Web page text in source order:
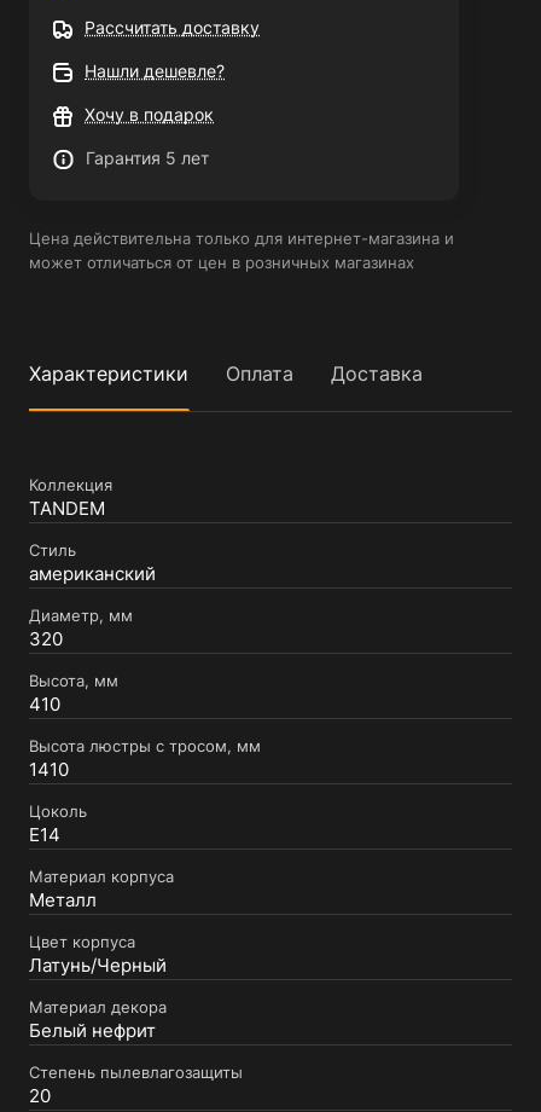
Рассчитать доставку
Нашли дешевле?
Хочу в подарок
Гарантия 5 лет
Цена действительна только для интернет-магазина и
может отличаться от цен в розничных магазинах
Характеристики Оплата Доставка
Коллекция
TANDEM
Стиль
американский
Диаметр, мм
320
Высота, мм
410
Высота люстры с тросом, мм
1410
Цоколь
E14
Материал корпуса
Металл
Цвет корпуса
Латунь/Черный
Материал декора
Белый нефрит
Степень пылевлагозащиты
20